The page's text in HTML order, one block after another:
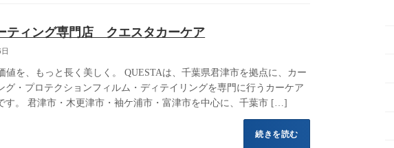
ティング専門店 クエスタカーケア
値を、もっと長く美しく。 QUESTAは、千葉県君津市を拠点に、カー
グ・プロテクションフィルム・ディテイリングを専門に行うカーケア
す。 君津市・木更津市・袖ケ浦市・富津市を中心に、千葉市 […]
続きを読む